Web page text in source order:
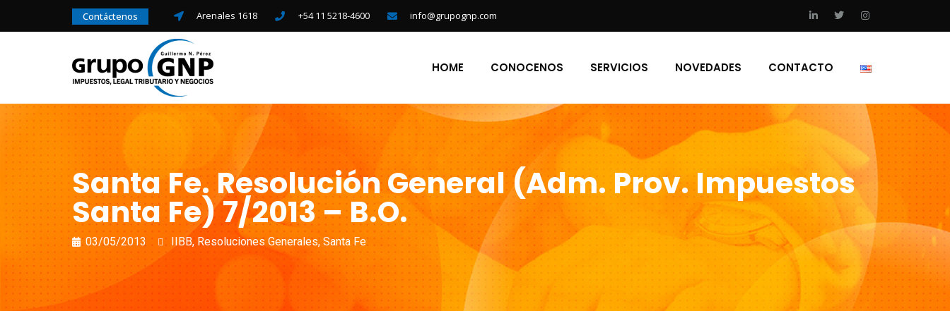
Contáctenos Arenales 1618 +54 11 5218-4600 info@grupognp.com
HOME CONOCENOS SERVICIOS NOVEDADES CONTACTO
Santa Fe. Resolución General (Adm. Prov. Impuestos
Santa Fe) 7/2013 – B.O.
03/05/2013 IIBB, Resoluciones Generales, Santa Fe